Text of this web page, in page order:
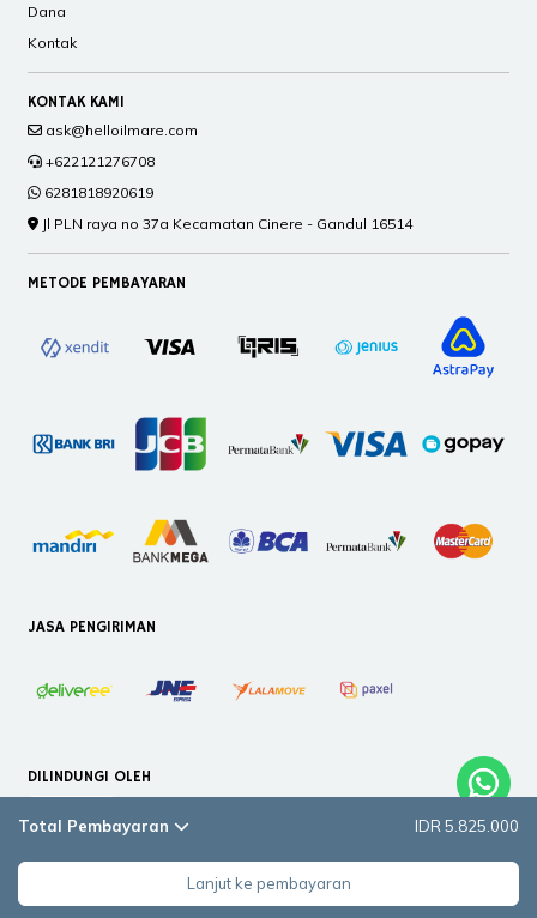
Total Pembayaran IDR 5.825.000
Lanjut ke pembayaran
Dana
Kontak
KONTAK KAMI
ask@helloilmare.com
+622121276708
6281818920619
Jl PLN raya no 37a Kecamatan Cinere - Gandul 16514
METODE PEMBAYARAN
JASA PENGIRIMAN
DILINDUNGI OLEH
Copyright © 2026. PT Helloilmare Restorasi Indonesia. All Rights Reserved.